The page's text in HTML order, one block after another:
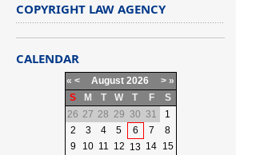
COPYRIGHT LAW AGENCY
CALENDAR
« < August 2026 > »
S
M T W T F
S
26 27 28 29 30 31
1
2
3 4 5 6 7
8
9
10 11 12 13 14 15